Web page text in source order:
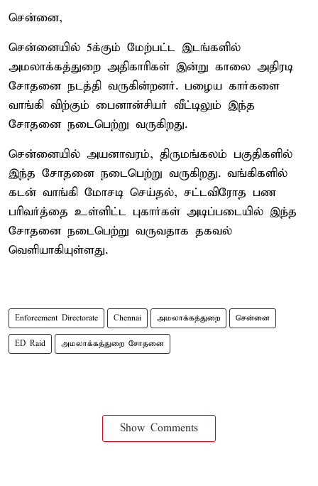
சென்னை,
சென்னையில் 5க்கும் மேற்பட்ட இடங்களில்
அமலாக்கத்துறை அதிகாரிகள் இன்று காலை அதிரடி
சோதனை நடத்தி வருகின்றனர். பழைய கார்களை
வாங்கி விற்கும் பைனான்சியர் வீட்டிலும் இந்த
சோதனை நடைபெற்று வருகிறது.
சென்னையில் அயனாவரம், திருமங்கலம் பகுதிகளில்
இந்த சோதனை நடைபெற்று வருகிறது. வங்கிகளில்
கடன் வாங்கி மோசடி செய்தல், சட்டவிரோத பண
பரிவர்த்தை உள்ளிட்ட புகார்கள் அடிப்படையில் இந்த
சோதனை நடைபெற்று வருவதாக தகவல்
வெளியாகியுள்ளது.
Enforcement Directorate Chennai அமலாக்கத்துறை சென்னை
ED Raid அமலாக்கத்துறை சோதனை
Show Comments